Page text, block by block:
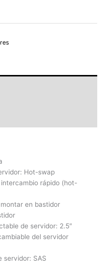
Hot-swap
rápido (hot-
en bastidor
de servidor: 2.5″
del servidor
servidor: SAS